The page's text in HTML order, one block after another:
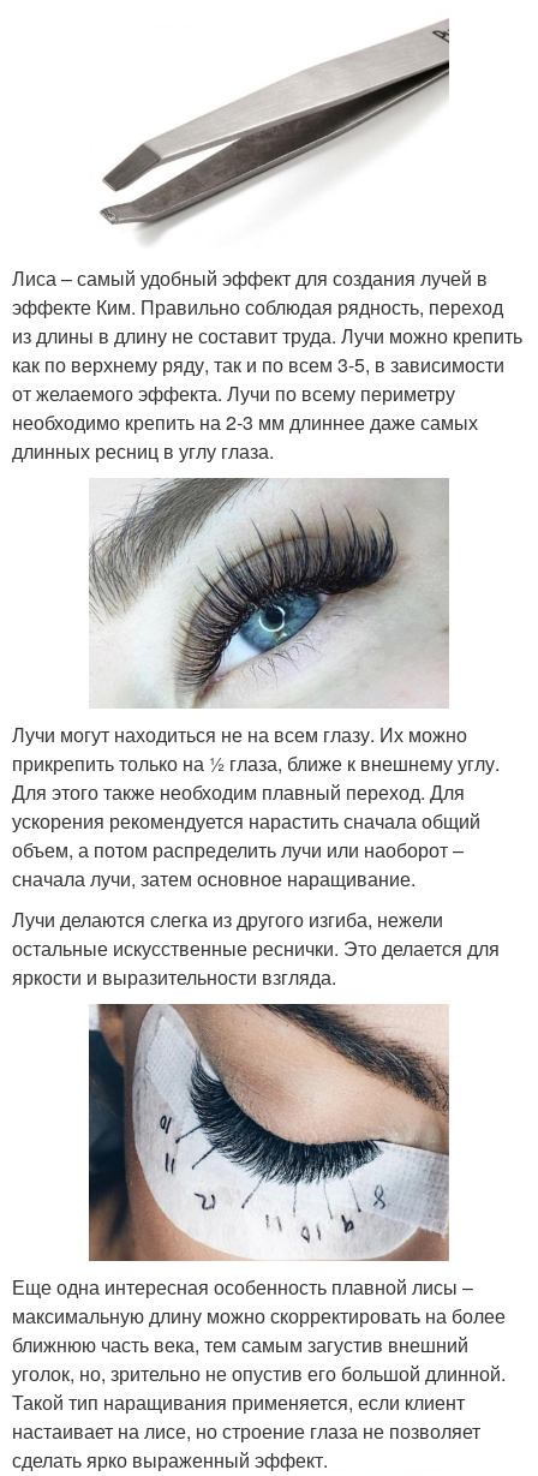
Лиса – самый удобный эффект для создания лучей в
эффекте Ким. Правильно соблюдая рядность, переход
из длины в длину не составит труда. Лучи можно крепить
как по верхнему ряду, так и по всем 3-5, в зависимости
от желаемого эффекта. Лучи по всему периметру
необходимо крепить на 2-3 мм длиннее даже самых
длинных ресниц в углу глаза.
Лучи могут находиться не на всем глазу. Их можно
прикрепить только на ½ глаза, ближе к внешнему углу.
Для этого также необходим плавный переход. Для
ускорения рекомендуется нарастить сначала общий
объем, а потом распределить лучи или наоборот –
сначала лучи, затем основное наращивание.
Лучи делаются слегка из другого изгиба, нежели
остальные искусственные реснички. Это делается для
яркости и выразительности взгляда.
Еще одна интересная особенность плавной лисы –
максимальную длину можно скорректировать на более
ближнюю часть века, тем самым загустив внешний
уголок, но, зрительно не опустив его большой длинной.
Такой тип наращивания применяется, если клиент
настаивает на лисе, но строение глаза не позволяет
сделать ярко выраженный эффект.